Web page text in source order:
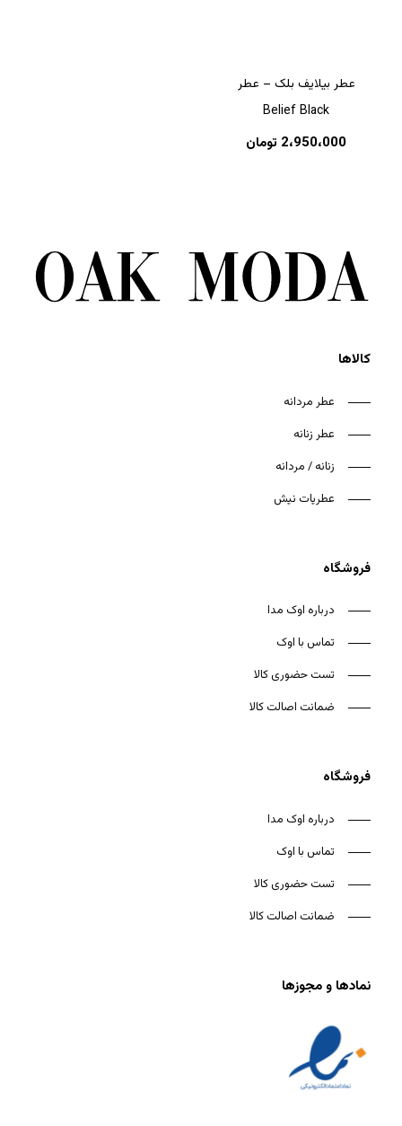
عطر بیلایف بلک – عطر
Belief Black
2،950،000 تومان
کالاها
عطر مردانه
عطر زنانه
زنانه / مردانه
عطریات نیش
فروشگاه
درباره اوک مدا
تماس با اوک
تست حضوری کالا
ضمانت اصالت کالا
فروشگاه
درباره اوک مدا
تماس با اوک
تست حضوری کالا
ضمانت اصالت کالا
نمادها و مجوزها